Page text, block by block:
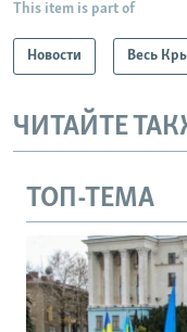
This item is part of
Новости Весь
ЧИТАЙТЕ
ТОП-ТЕМА